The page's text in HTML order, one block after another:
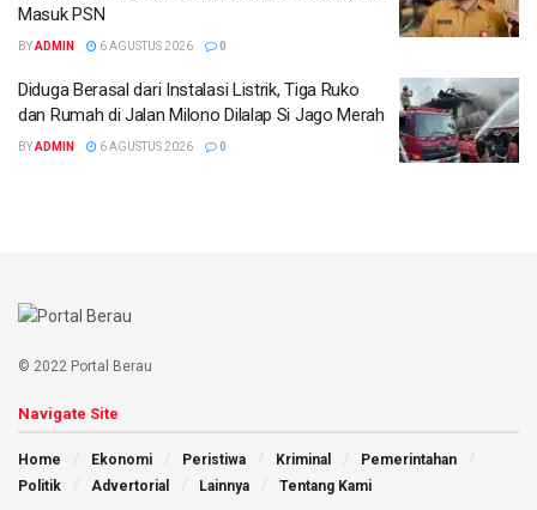
Masuk PSN
BYADMIN 6 AGUSTUS 2026 0
Diduga Berasal dari Instalasi Listrik, Tiga Ruko
dan Rumah di Jalan Milono Dilalap Si Jago Merah
BYADMIN 6 AGUSTUS 2026 0
© 2022 Portal Berau
Navigate Site
Home Ekonomi Peristiwa Kriminal
Pemerintahan
Politik
Advertorial Lainnya Tentang Kami